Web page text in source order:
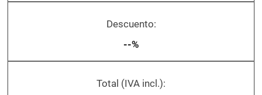
Descuento:
--%
Total (IVA incl.):